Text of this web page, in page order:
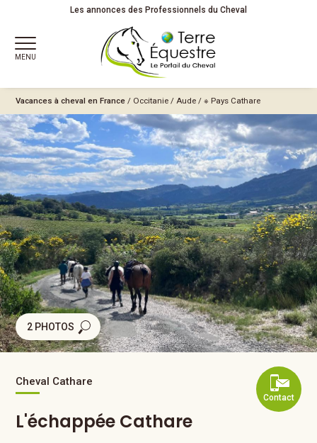
Les annonces des Professionnels du Cheval
MENU
Vacances à cheval en France / Occitanie /Aude /※ Pays Cathare
2 PHOTOS
Contact
Cheval Cathare
L'échappée Cathare